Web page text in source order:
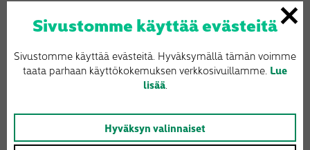
Sinä olet meille tärkeä, tule meille töihin!
Vinkkaa kaverille:
Sivustomme käyttää evästeitä
Sivustomme käyttää evästeitä. Hyväksymällä tämän voimme
taata parhaan käyttökokemuksen verkkosivuillamme. Lue
lisää.
Hyväksyn valinnaiset